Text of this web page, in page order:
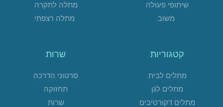
שיתופי פעולה
משוב
מתלה לתקרה
מתלה רצפתי
קטגוריות
מתלים לבית
מתלים לגן
מתלים דקורטיבים
שרות
סרטוני הדרכה
תחזוקה
שרות